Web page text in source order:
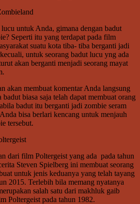
untuk Anda, gimana dengan badut
Seperti itu yang terdapat pada film
suatu kota tiba- tiba berganti jadi
untuk seorang badut lucu yng ada
akan berganti menjadi seorang mayat
akan membuat komentar Anda langsung
biasa saja telah dapat membuat orang
badut itu berganti jadi zombie seram
bisa berlari kencang untuk menjauh
tersebut.
dari film Poltergeist yang ada pada tahun
Steven Spielberg ini membuat seorang
untuk jenis keduanya yang telah tayang
2015. Terlebih bila memang nyatanya
salah satu dari makhluk gaib
Poltergeist pada tahun 1982.